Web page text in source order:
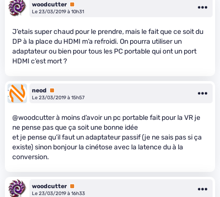
woodcutter Premium
Le 23/03/2019 à 10h31
J’etais super chaud pour le prendre, mais le fait que ce soit du
DP à la place du HDMI m’a refroidi. On pourra utiliser un
adaptateur ou bien pour tous les PC portable qui ont un port
HDMI c’est mort ?
neod
Premium
Le 23/03/2019 à 15h57
@woodcutter à moins d’avoir un pc portable fait pour la VR je
ne pense pas que ça soit une bonne idée
et je pense qu’il faut un adaptateur passif (je ne sais pas si ça
existe) sinon bonjour la cinétose avec la latence du à la
conversion.
woodcutter Premium
Le 23/03/2019 à 16h33